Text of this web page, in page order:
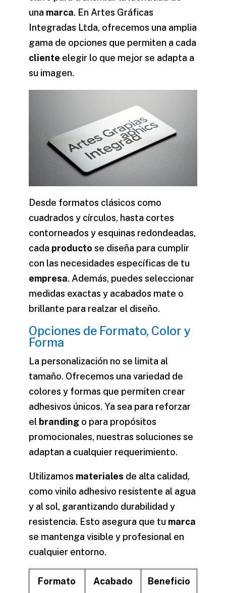
una marca. En Artes Gráficas
Integradas Ltda, ofrecemos una amplia
gama de opciones que permiten a cada
cliente elegir lo que mejor se adapta a
su imagen.
Desde formatos clásicos como
cuadrados y círculos, hasta cortes
contorneados y esquinas redondeadas,
cada producto se diseña para cumplir
con las necesidades específicas de tu
empresa. Además, puedes seleccionar
medidas exactas y acabados mate o
brillante para realzar el diseño.
Opciones de Formato, Color y
Forma
La personalización no se limita al
tamaño. Ofrecemos una variedad de
colores y formas que permiten crear
adhesivos únicos. Ya sea para reforzar
el brandingo para propósitos
promocionales, nuestras soluciones se
adaptan a cualquier requerimiento.
Utilizamos materiales de alta calidad,
como vinilo adhesivo resistente al agua
y al sol, garantizando durabilidad y
resistencia. Esto asegura que tu marca
se mantenga visible y profesional en
cualquier entorno.
Formato Acabado Beneficio